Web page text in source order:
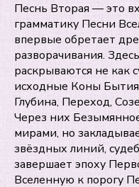
Песнь Вторая — это
грамматику Песни
впервые обретает
разворачивания.
раскрываются не как
исходные Коны
Глубина, Переход,
Через них
мирами, но
звёздных линий,
завершает эпоху
Вселенную к порогу